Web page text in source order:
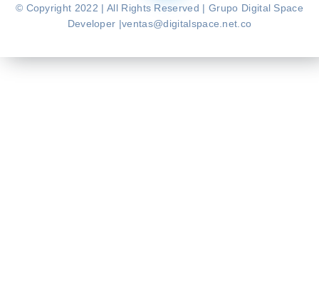
© Copyright 2022 | All Rights Reserved | Grupo Digital Space
Developer |ventas@digitalspace.net.co